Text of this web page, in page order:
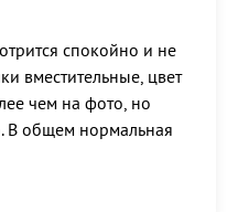
спокойно и не
вместительные, цвет
чем на фото, но
В общем нормальная